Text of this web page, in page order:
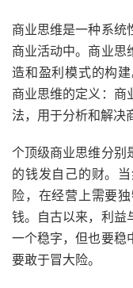
商业思维是一种系统
商业活动中。商业思
造和盈利模式的构
商业思维的定义：商
法，用于分析和解决
个顶级商业思维分别
的钱发自己的财。
险，在经营上需要
钱。自古以来，利益
一个稳字，但也要稳
要敢于冒大险。